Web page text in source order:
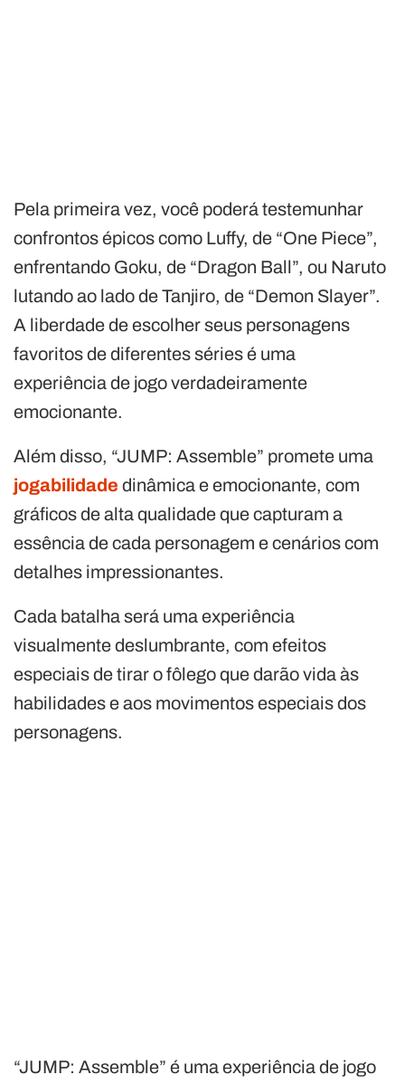
Pela primeira vez, você poderá testemunhar
confrontos épicos como Luffy, de “One Piece”,
enfrentando Goku, de “Dragon Ball”, ou Naruto
lutando ao lado de Tanjiro, de “Demon Slayer”.
A liberdade de escolher seus personagens
favoritos de diferentes séries é uma
experiência de jogo verdadeiramente
emocionante.
Além disso, “JUMP: Assemble” promete uma
jogabilidade dinâmica e emocionante, com
gráficos de alta qualidade que capturam a
essência de cada personagem e cenários com
detalhes impressionantes.
Cada batalha será uma experiência
visualmente deslumbrante, com efeitos
especiais de tirar o fôlego que darão vida às
habilidades e aos movimentos especiais dos
personagens.
“JUMP: Assemble” é uma experiência de jogo